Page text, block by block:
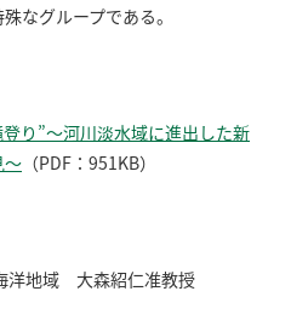
なグループである。
り”〜河川淡水域に進出した新
〜 （PDF：951KB）
洋地域 大森紹仁准教授